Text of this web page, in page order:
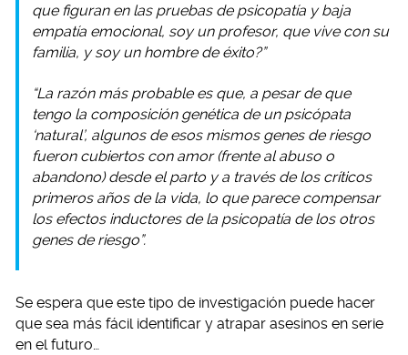
que figuran en las pruebas de psicopatía y baja
empatía emocional, soy un profesor, que vive con su
familia, y soy un hombre de éxito?”
“La razón más probable es que, a pesar de que
tengo la composición genética de un psicópata
‘natural’, algunos de esos mismos genes de riesgo
fueron cubiertos con amor (frente al abuso o
abandono) desde el parto y a través de los críticos
primeros años de la vida, lo que parece compensar
los efectos inductores de la psicopatía de los otros
genes de riesgo”.
Se espera que este tipo de investigación puede hacer
que sea más fácil identificar y atrapar asesinos en serie
en el futuro…